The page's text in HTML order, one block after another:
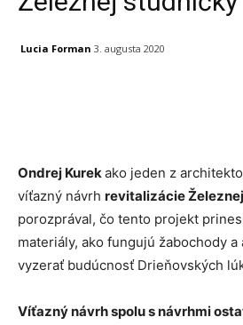
Lucia Forman 3. augusta 2020
Ondrej Kurekako jeden z
víťazný návrh revitalizácie
porozprával, čo tento projekt
materiály, ako fungujú žabochody a
vyzerať budúcnosť Drieňovských
Víťazný návrh spolu s návrhmi